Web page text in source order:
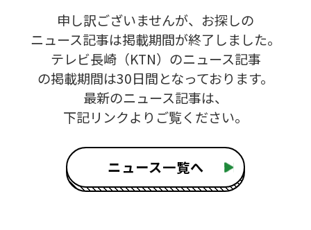
申し訳ございませんが、お探しの
ニュース記事は掲載期間が終了しました。
テレビ長崎（KTN）のニュース記事
の掲載期間は30日間となっております。
最新のニュース記事は、
下記リンクよりご覧ください。
ニュース一覧へ